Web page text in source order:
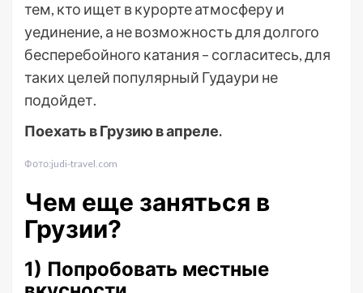
тем, кто ищет в курорте атмосферу и
уединение, а не возможность для долгого
бесперебойного катания – согласитесь, для
таких целей популярный Гудаури не
подойдет.
Поехать в Грузию в апреле.
Фото:judi-travel.com
Чем еще заняться в
Грузии?
1) Попробовать местные